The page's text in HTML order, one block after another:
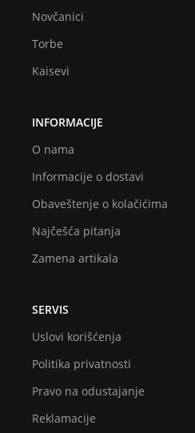
Novčanici
Torbe
Kaisevi
INFORMACIJE
O nama
Informacije o dostavi
Obaveštenje o kolačićima
Najčešća pitanja
Zamena artikala
SERVIS
Uslovi korišćenja
Politika privatnosti
Pravo na odustajanje
Reklamacije